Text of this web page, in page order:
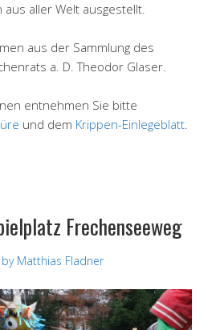
aller Welt ausgestellt.
aus der Sammlung des
a. D. Theodor Glaser.
entnehmen Sie bitte
und dem Krippen-Einlegeblatt.
Frechenseeweg
by Matthias Fladner